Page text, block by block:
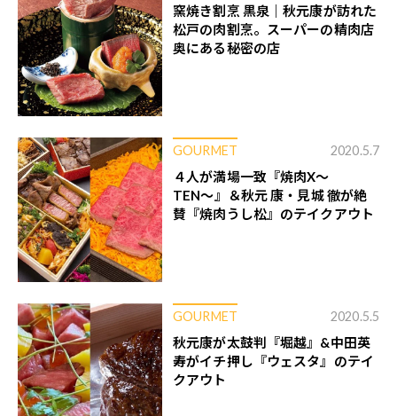
窯焼き割烹 黒泉｜秋元康が訪れた
松戸の肉割烹。スーパーの精肉店
奥にある秘密の店
GOURMET 2020.5.7
４人が満場一致『焼肉X〜
TEN〜』＆秋元 康・見城 徹が絶
賛『焼肉うし松』のテイクアウト
GOURMET 2020.5.5
秋元康が太鼓判『堀越』&中田英
寿がイチ押し『ウェスタ』のテイ
クアウト